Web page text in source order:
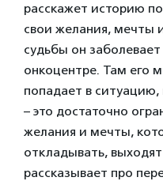
расскажет историю
свои желания, мечты
судьбы он
онкоцентре. Там его
попадает в
– это достаточно
желания и мечты,
откладывать,
рассказывает про